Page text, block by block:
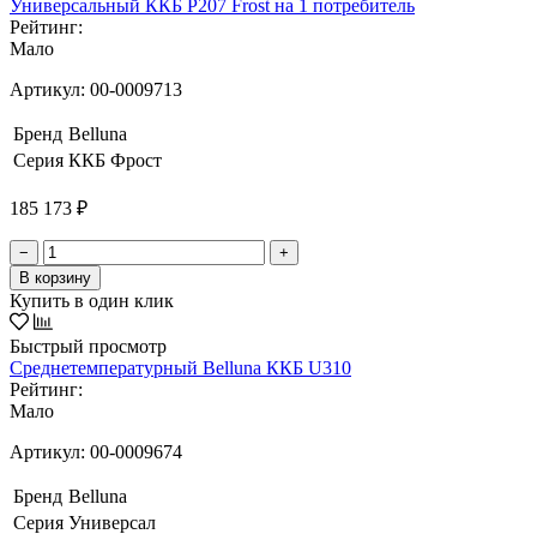
Универсальный ККБ Р207 Frost на 1 потребитель
Рейтинг:
Мало
Артикул: 00-0009713
Бренд Belluna
Серия ККБ Фрост
185 173 ₽
−
+
В корзину
Купить в один клик
Быстрый просмотр
Среднетемпературный Belluna ККБ U310
Рейтинг:
Мало
Артикул: 00-0009674
Бренд Belluna
Серия Универсал